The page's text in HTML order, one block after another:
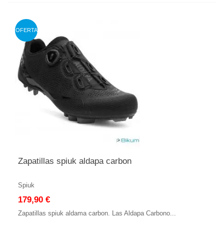
OFERTA
Zapatillas spiuk aldapa carbon
Spiuk
179,90 €
Zapatillas spiuk aldama carbon. Las Aldapa Carbono...